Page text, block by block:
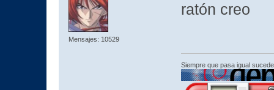
Mensajes: 10529
ratón creo
Siempre que pasa igual